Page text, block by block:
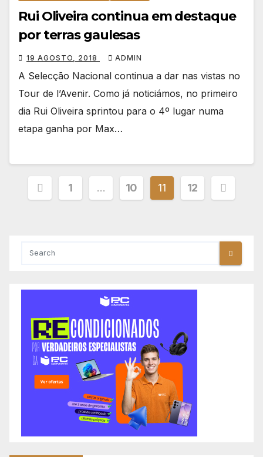
Rui Oliveira continua em destaque
por terras gaulesas
19 AGOSTO, 2018 ADMIN
A Selecção Nacional continua a dar nas vistas no
Tour de l’Avenir. Como já noticiámos, no primeiro
dia Rui Oliveira sprintou para o 4º lugar numa
etapa ganha por Max…
Paginação
1 … 10 11 12